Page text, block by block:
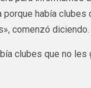
había clubes
comenzó diciendo.
clubes que no les